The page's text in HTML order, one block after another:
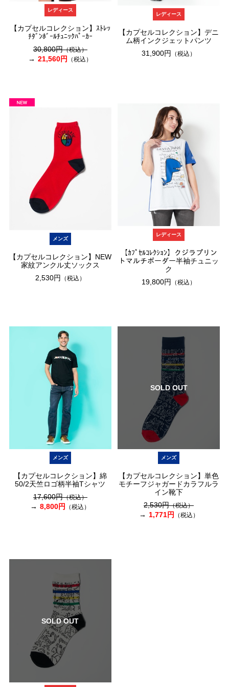
レディース
【カプセルコレクション】ｽﾄﾚｯ
ﾁﾀﾞﾝﾎﾞｰﾙﾁｭﾆｯｸﾊﾟｰｶｰ
30,800円（税込）
21,560円 （税込）
レディース
【カプセルコレクション】デニ
ム柄インクジェットパンツ
31,900円
（税込）
メンズ
【カプセルコレクション】NEW
家紋アンクル丈ソックス
2,530円
（税込）
レディース
【ｶﾌﾟｾﾙｺﾚｸｼｮﾝ】クジラプリン
トマルチボーダー半袖チュニッ
ク
19,800円
（税込）
メンズ
【カプセルコレクション】綿
50/2天竺ロゴ柄半袖Tシャツ
17,600円（税込）
8,800円 （税込）
SOLD OUT
メンズ
【カプセルコレクション】単色
モチーフジャガードカラフルラ
イン靴下
2,530円（税込）
1,771円 （税込）
SOLD OUT